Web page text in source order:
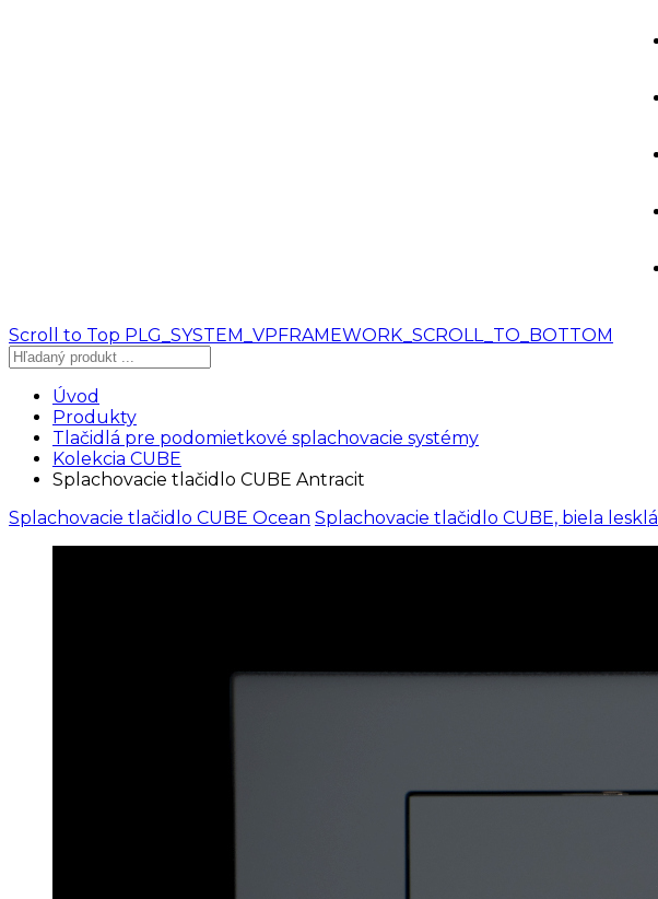
Scroll to Top PLG_SYSTEM_VPFRAMEWORK_SCROLL_TO_BOTTOM
Úvod
Produkty
Tlačidlá pre podomietkové splachovacie systémy
Kolekcia CUBE
Splachovacie tlačidlo CUBE Antracit
Splachovacie tlačidlo CUBE Ocean Splachovacie tlačidlo CUBE, biela lesklá